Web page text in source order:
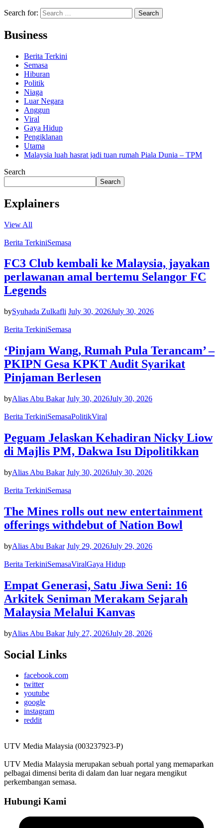
Search for:
Business
Berita Terkini
Semasa
Hiburan
Politik
Niaga
Luar Negara
Anggun
Viral
Gaya Hidup
Pengiklanan
Utama
Malaysia luah hasrat jadi tuan rumah Piala Dunia – TPM
Search
Search
Explainers
View All
Berita TerkiniSemasa
FC3 Club kembali ke Malaysia, jayakan
perlawanan amal bertemu Selangor FC
Legends
bySyuhada Zulkafli July 30, 2026July 30, 2026
Berita TerkiniSemasa
‘Pinjam Wang, Rumah Pula Terancam’ –
PKIPN Gesa KPKT Audit Syarikat
Pinjaman Berlesen
byAlias Abu Bakar July 30, 2026July 30, 2026
Berita TerkiniSemasaPolitikViral
Peguam Jelaskan Kehadiran Nicky Liow
di Majlis PM, Dakwa Isu Dipolitikkan
byAlias Abu Bakar July 30, 2026July 30, 2026
Berita TerkiniSemasa
The Mines rolls out new entertainment
offerings withdebut of Nation Bowl
byAlias Abu Bakar July 29, 2026July 29, 2026
Berita TerkiniSemasaViralGaya Hidup
Empat Generasi, Satu Jiwa Seni: 16
Arkitek Seniman Merakam Sejarah
Malaysia Melalui Kanvas
byAlias Abu Bakar July 27, 2026July 28, 2026
Social Links
facebook.com
twitter
youtube
google
instagram
reddit
UTV Media Malaysia (003237923-P)
UTV Media Malaysia merupakan sebuah portal yang memaparkan
pelbagai dimensi berita di dalam dan luar negara mengikut
perkembangan semasa.
Hubungi Kami